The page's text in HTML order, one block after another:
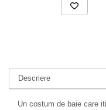
Descriere
Un costum de baie care